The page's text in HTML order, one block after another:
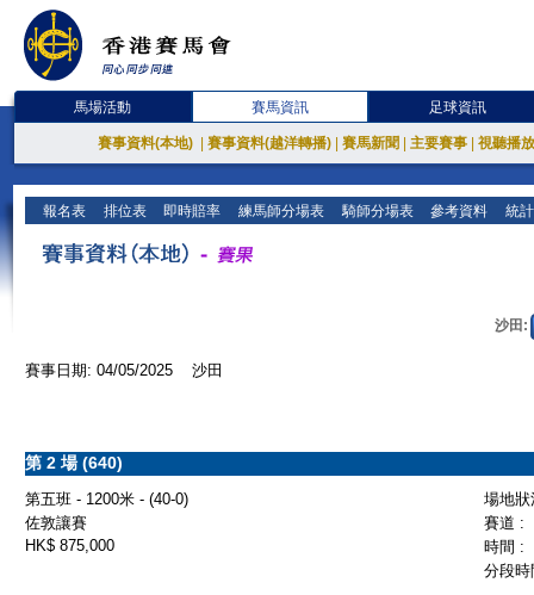
馬場活動 賽馬資訊 足球資訊
賽事資料(本地) 賽事資料(越洋轉播) 賽馬新聞 主要賽事 視聽播
報名表 排位表 即時賠率 練馬師分場表 騎師分場表 參考資料 統
沙田:
賽事日期: 04/05/2025 沙田
第 2 場 (640)
第五班 - 1200米 - (40-0)
場地
佐敦讓賽
賽道 :
HK$ 875,000
時間 :
分段